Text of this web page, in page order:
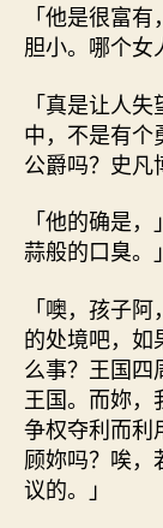
「他是很富
胆小。哪个女
「真是让人
中，不是有个
公爵吗？史凡
「他的确是
蒜般的口臭。」
「噢，孩子
的处境吧，如
么事？王国四
王国。而妳，
争权夺利而利
顾妳吗？唉，
议的。」